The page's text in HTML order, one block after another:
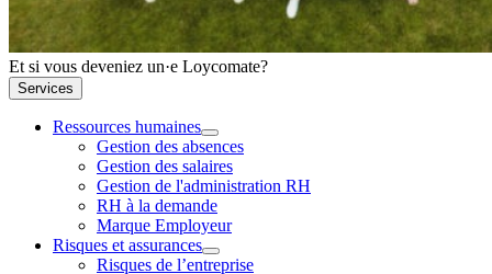
Et si vous deveniez un·e Loycomate?
Services
Ressources humaines
Gestion des absences
Gestion des salaires
Gestion de l'administration RH
RH à la demande
Marque Employeur
Risques et assurances
Risques de l’entreprise